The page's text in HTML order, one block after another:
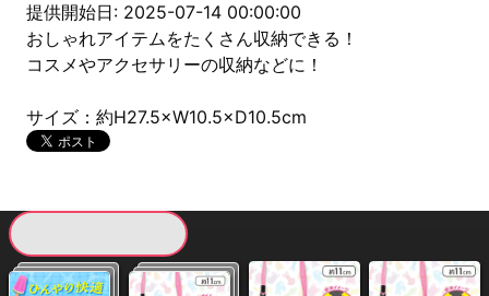
提供開始日: 2025-07-14 00:00:00
おしゃれアイテムをたくさん収納できる！
コスメやアクセサリーの収納などに！
サイズ：約H27.5×W10.5×D10.5cm